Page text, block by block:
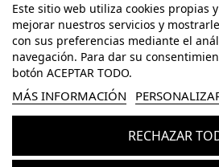
Este sitio web utiliza cookies propias
mejorar nuestros servicios y
con sus preferencias mediante el
navegación. Para dar su
botón ACEPTAR TODO.
MÁS INFORMACIÓN
RECHAZAR